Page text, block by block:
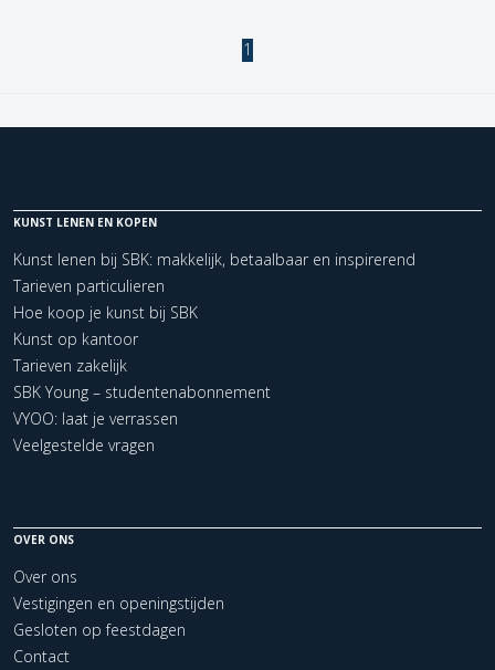
1
KUNST LENEN EN KOPEN
Kunst lenen bij SBK: makkelijk, betaalbaar en inspirerend
Tarieven particulieren
Hoe koop je kunst bij SBK
Kunst op kantoor
Tarieven zakelijk
SBK Young – studentenabonnement
VYOO: laat je verrassen
Veelgestelde vragen
OVER ONS
Over ons
Vestigingen en openingstijden
Gesloten op feestdagen
Contact